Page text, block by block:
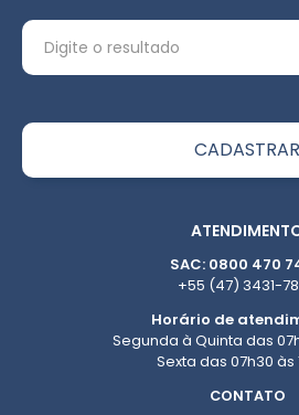
SAC: 0800 470
+55 (47) 3431-
Horário de
Segunda à Quinta das
Sexta das 07h30 às
CONTATO